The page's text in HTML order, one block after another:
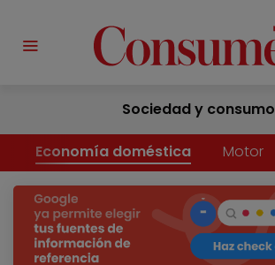
Sociedad y consumo
Economía doméstica Motor